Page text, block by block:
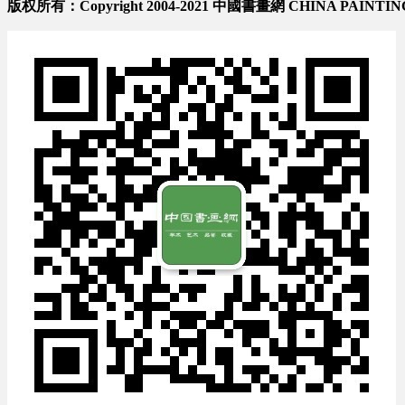
版权所有：Copyright 2004-2021 中國書畫網 CHINA